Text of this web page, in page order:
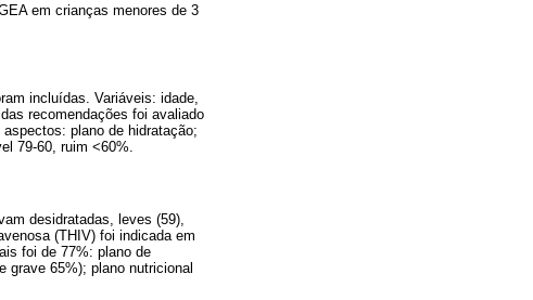
em crianças menores de 3
incluídas. Variáveis: idade,
recomendações foi avaliado
plano de hidratação;
79-60, ruim <60%.
desidratadas, leves (59),
(THIV) foi indicada em
foi de 77%: plano de
grave 65%); plano nutricional